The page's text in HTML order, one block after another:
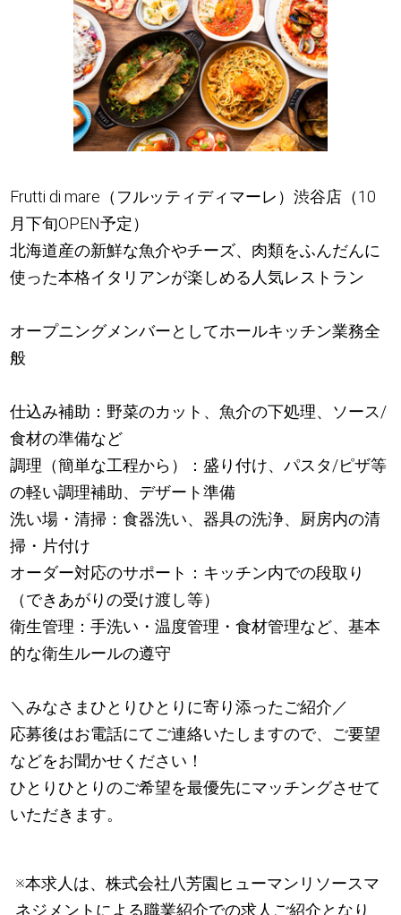
Frutti di mare（フルッティディマーレ）渋谷店（10
月下旬OPEN予定）
北海道産の新鮮な魚介やチーズ、肉類をふんだんに
使った本格イタリアンが楽しめる人気レストラン
オープニングメンバーとしてホールキッチン業務全
般
仕込み補助：野菜のカット、魚介の下処理、ソース/
食材の準備など
調理（簡単な工程から）：盛り付け、パスタ/ピザ等
の軽い調理補助、デザート準備
洗い場・清掃：食器洗い、器具の洗浄、厨房内の清
掃・片付け
オーダー対応のサポート：キッチン内での段取り
（できあがりの受け渡し等）
衛生管理：手洗い・温度管理・食材管理など、基本
的な衛生ルールの遵守
＼みなさまひとりひとりに寄り添ったご紹介／
応募後はお電話にてご連絡いたしますので、ご要望
などをお聞かせください！
ひとりひとりのご希望を最優先にマッチングさせて
いただきます。
※本求人は、株式会社八芳園ヒューマンリソースマ
ネジメントによる職業紹介での求人ご紹介となり